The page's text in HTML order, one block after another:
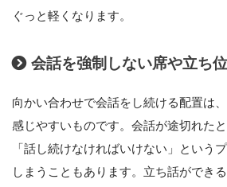
ぐっと軽くなります。
会話を強制しない席や立ち
向かい合わせで会話をし続ける配置は
感じやすいものです。会話が途切れた
「話し続けなければいけない」という
しまうこともあります。立ち話ができ